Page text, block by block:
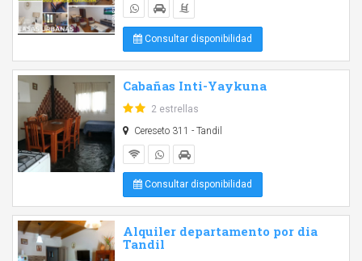
Consultar disponibilidad
Cabañas Inti-Yaykuna
2 estrellas
Cereseto 311 - Tandil
Consultar disponibilidad
Alquiler departamento por dia
Tandil